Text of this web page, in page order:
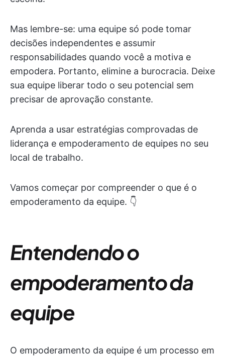
Mas lembre-se: uma equipe só pode tomar
decisões independentes e assumir
responsabilidades quando você a motiva e
empodera. Portanto, elimine a burocracia. Deixe
sua equipe liberar todo o seu potencial sem
precisar de aprovação constante.
Aprenda a usar estratégias comprovadas de
liderança e empoderamento de equipes no seu
local de trabalho.
Vamos começar por compreender o que é o
empoderamento da equipe. 👇
Entendendo o
empoderamento da
equipe
O empoderamento da equipe é um processo em